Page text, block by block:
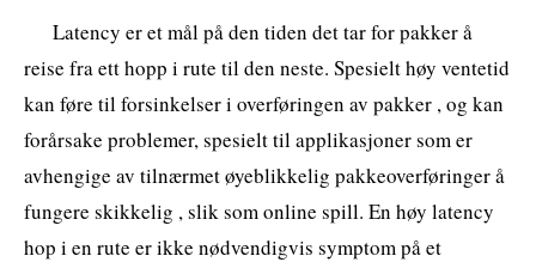
Latency er et mål på den tiden det tar for pakker å
reise fra ett hopp i rute til den neste. Spesielt høy ventetid
kan føre til forsinkelser i overføringen av pakker , og kan
forårsake problemer, spesielt til applikasjoner som er
avhengige av tilnærmet øyeblikkelig pakkeoverføringer å
fungere skikkelig , slik som online spill. En høy latency
hop i en rute er ikke nødvendigvis symptom på et